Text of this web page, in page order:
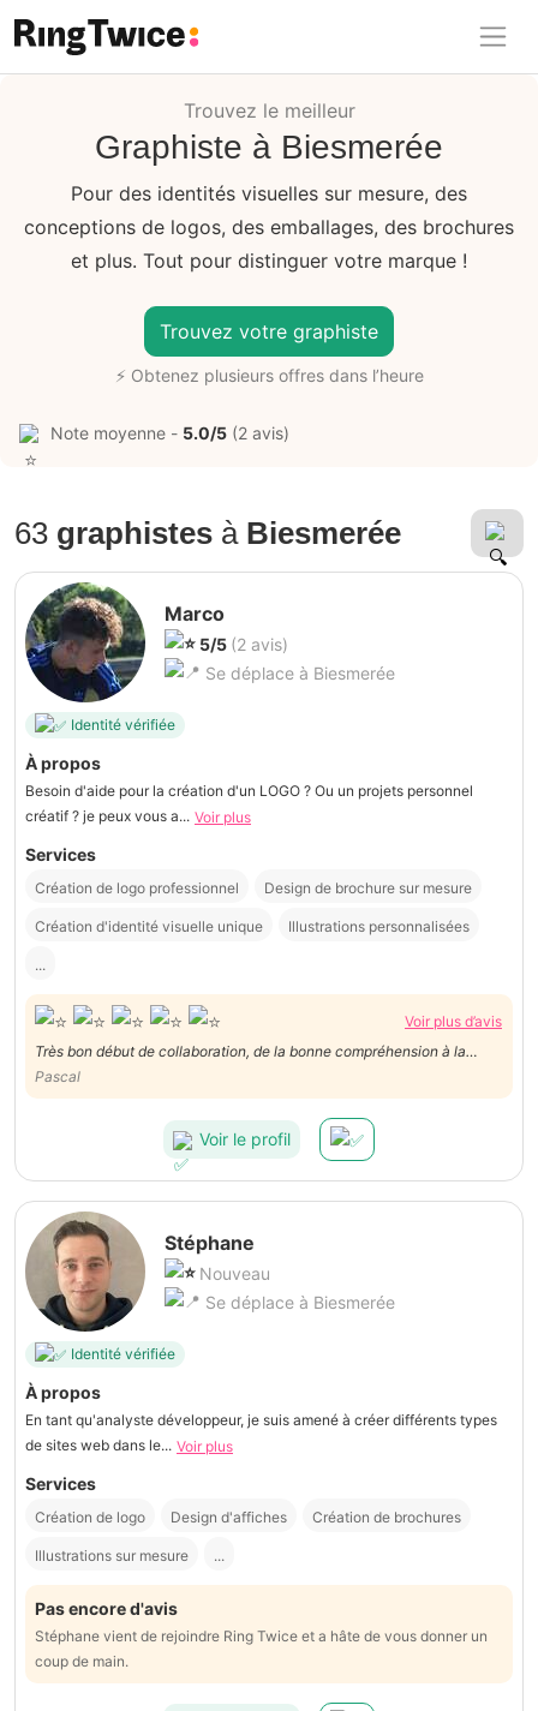
Ring Twice
Trouvez le meilleur
Graphiste à Biesmerée
Pour des identités visuelles sur mesure, des
conceptions de logos, des emballages, des brochures
et plus. Tout pour distinguer votre marque !
Trouvez votre graphiste
⚡ Obtenez plusieurs offres dans l’heure
Note moyenne - 5.0/5 (2 avis)
63 graphistes à Biesmerée
Marco
5/5 (2 avis)
Se déplace à Biesmerée
Identité vérifiée
À propos
Besoin d'aide pour la création d'un LOGO ? Ou un projets personnel
créatif ? je peux vous a... Voir plus
Services
Création de logo professionnel Design de brochure sur mesure
Création d'identité visuelle unique Illustrations personnalisées
...
Voir plus d’avis
Très bon début de collaboration, de la bonne compréhension à la
phase de réalisation.
Pascal
Voir le profil
Stéphane
Nouveau
Se déplace à Biesmerée
Identité vérifiée
À propos
En tant qu'analyste développeur, je suis amené à créer différents types
de sites web dans le... Voir plus
Services
Création de logo Design d'affiches Création de brochures
Illustrations sur mesure ...
Pas encore d'avis
Stéphane vient de rejoindre Ring Twice et a hâte de vous donner un
coup de main.